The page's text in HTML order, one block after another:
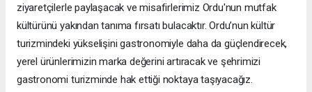
ziyaretçilerle paylaşacak ve misafirlerimiz Ordu'nun mutfak
kültürünü yakından tanıma fırsatı bulacaktır. Ordu’nun kültür
turizmindeki yükselişini gastronomiyle daha da güçlendirecek,
yerel ürünlerimizin marka değerini artıracak ve şehrimizi
gastronomi turizminde hak ettiği noktaya taşıyacağız.